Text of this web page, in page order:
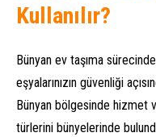
Kullanılır?
Bünyan ev taşıma
eşyalarınızın güvenliği
Bünyan bölgesinde hizmet
türlerini bünyelerinde